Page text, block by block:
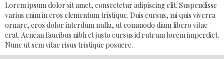
Lorem ipsum dolor sit amet, consectetur adipiscing elit. Suspendisse
varius enim in eros elementum tristique. Duis cursus, mi quis viverra
ornare, eros dolor interdum nulla, ut commodo diam libero vitae
erat. Aenean faucibus nibh et justo cursus id rutrum lorem imperdiet.
Nunc ut sem vitae risus tristique posuere.